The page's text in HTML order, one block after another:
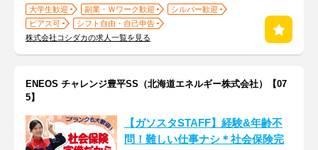
大学生歓迎 副業・Ｗワーク歓迎
シルバー歓迎
ピアス可
シフト自由・自己申告
株式会社コシダカの求人一覧を見る
ENEOS チャレンジ豊平SS（北海道エネルギー株式会社）【07
5】
【ガソスタSTAFF】経験&年齢不
問！難しい仕事ナシ＊社会保険完